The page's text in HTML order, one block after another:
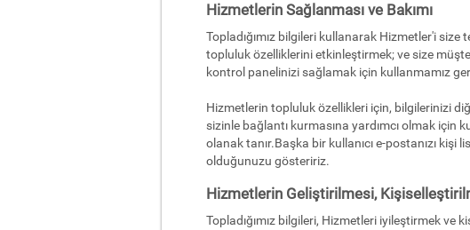
Hizmetlerin Sağlanması ve Bakımı
Topladığımız bilgileri kullanarak Hizmetler'i size
topluluk özelliklerini etkinleştirmek; ve size
kontrol panelinizi sağlamak için kullanmamız
Hizmetlerin topluluk özellikleri için, bilgilerinizi
sizinle bağlantı kurmasına yardımcı olmak için
olanak tanır.Başka bir kullanıcı e-postanızı kişi
olduğunuzu gösteririz.
Hizmetlerin Geliştirilmesi,
Topladığımız bilgileri, Hizmetleri iyileştirmek ve